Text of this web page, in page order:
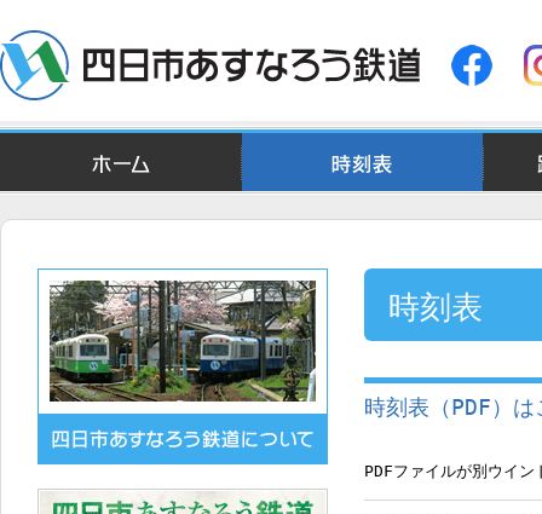
時刻表
時刻表（PDF）
PDFファイルが別ウイ